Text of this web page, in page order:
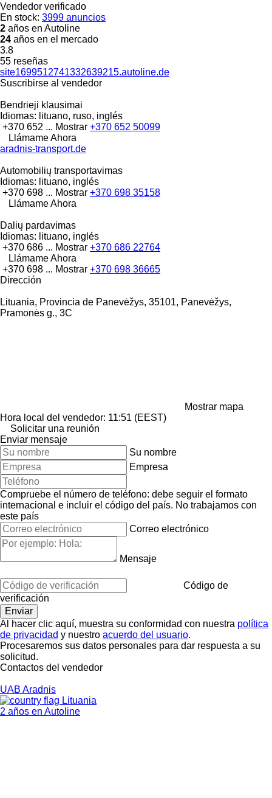
Vendedor verificado
En stock: 3999 anuncios
2 años en Autoline
24 años en el mercado
3.8
55 reseñas
site1699512741332639215.autoline.de
Suscribirse al vendedor
Bendrieji klausimai
Idiomas: lituano, ruso, inglés
+370 652 ... Mostrar +370 652 50099
Llámame Ahora
aradnis-transport.de
Automobilių transportavimas
Idiomas: lituano, inglés
+370 698 ... Mostrar +370 698 35158
Llámame Ahora
Dalių pardavimas
Idiomas: lituano, inglés
+370 686 ... Mostrar +370 686 22764
Llámame Ahora
+370 698 ... Mostrar +370 698 36665
Dirección
Lituania, Provincia de Panevėžys, 35101, Panevėžys,
Pramonės g., 3C
Mostrar mapa
Hora local del vendedor: 11:51 (EEST)
Solicitar una reunión
Enviar mensaje
Su nombre
Empresa
Compruebe el número de teléfono: debe seguir el formato
internacional e incluir el código del país. No trabajamos con
este país
Correo electrónico
Mensaje
Código de
verificación
Al hacer clic aquí, muestra su conformidad con nuestra política
de privacidad y nuestro acuerdo del usuario.
Procesaremos sus datos personales para dar respuesta a su
solicitud.
Contactos del vendedor
UAB Aradnis
Lituania
2 años en Autoline